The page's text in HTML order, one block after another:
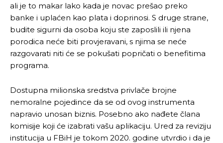
ali je to makar lako kada je novac prešao preko
banke i uplaćen kao plata i doprinosi. S druge strane,
budite sigurni da osoba koju ste zaposlili ili njena
porodica neće biti provjeravani, s njima se neće
razgovarati niti će se pokušati popričati o benefitima
programa.
Dostupna milionska sredstva privlače brojne
nemoralne pojedince da se od ovog instrumenta
napravio unosan biznis. Posebno ako nađete člana
komisije koji će izabrati vašu aplikaciju. Ured za reviziju
institucija u FBiH je tokom 2020. godine utvrdio i da je